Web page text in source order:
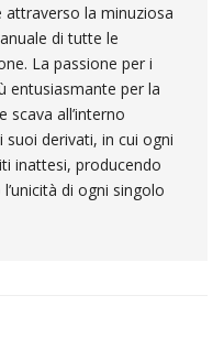
attraverso la minuziosa
di tutte le
La passione per i
entusiasmante per la
scava all’interno
suoi derivati, in cui ogni
inattesi, producendo
di ogni singolo